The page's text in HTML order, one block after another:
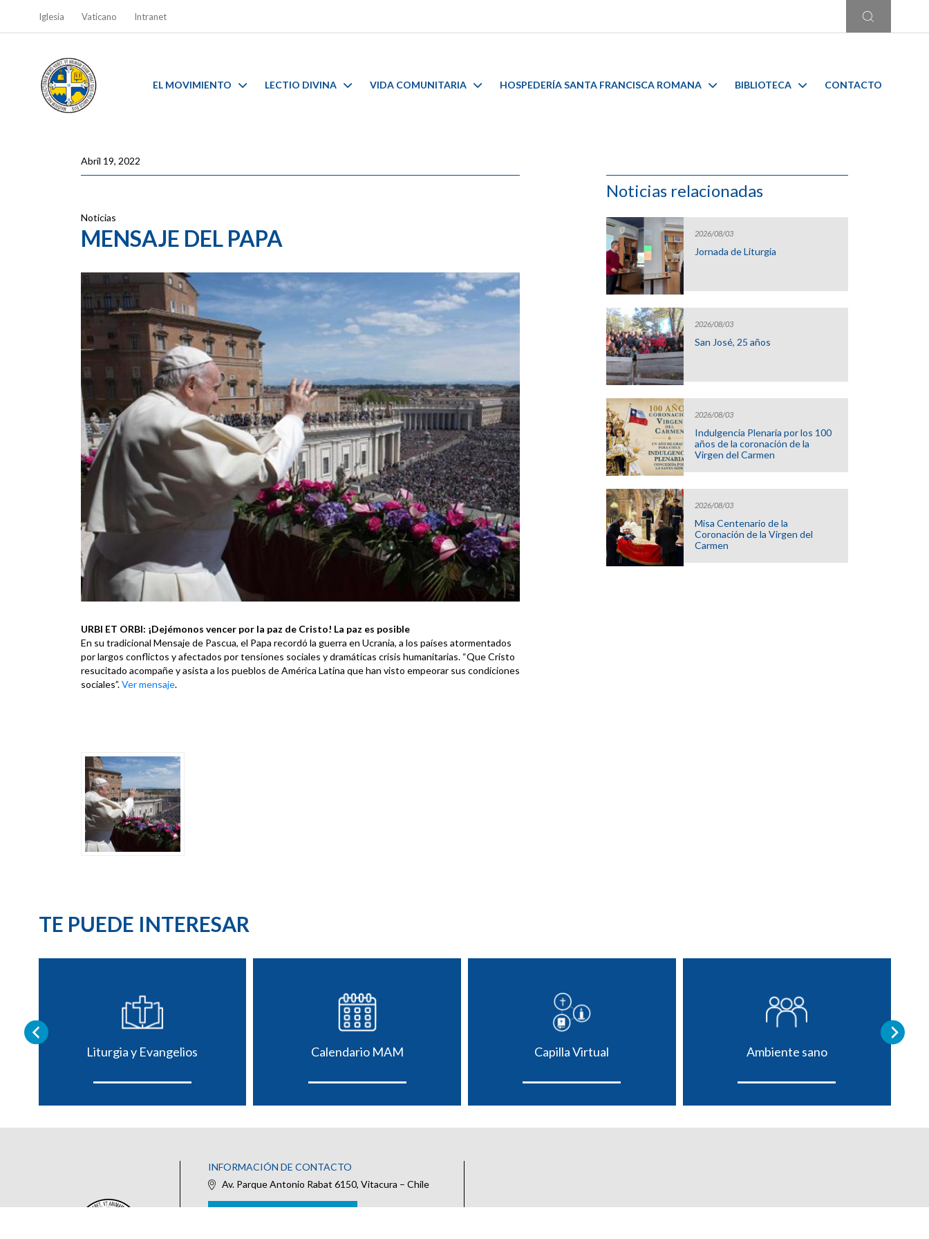
Iglesia Vaticano Intranet
EL MOVIMIENTO LECTIO DIVINA VIDA COMUNITARIA HOSPEDERÍA SANTA FRANCISCA ROMANA BIBLIOTECA CONTACTO
Abril 19, 2022
Noticias
MENSAJE DEL PAPA
URBI ET ORBI: ¡Dejémonos vencer por la paz de Cristo! La paz es posible
En su tradicional Mensaje de Pascua, el Papa recordó la guerra en Ucrania, a los países atormentados
por largos conflictos y afectados por tensiones sociales y dramáticas crisis humanitarias. “Que Cristo
resucitado acompañe y asista a los pueblos de América Latina que han visto empeorar sus condiciones
sociales”.Ver mensaje.
Noticias relacionadas
2026/08/03
Jornada de Liturgia
2026/08/03
San José, 25 años
2026/08/03
Indulgencia Plenaria por los 100
años de la coronación de la
Virgen del Carmen
2026/08/03
Misa Centenario de la
Coronación de la Virgen del
Carmen
TE PUEDE INTERESAR
Liturgia y Evangelios Calendario MAM Capilla Virtual Ambiente sano
INFORMACIÓN DE CONTACTO
Av. Parque Antonio Rabat 6150, Vitacura – Chile